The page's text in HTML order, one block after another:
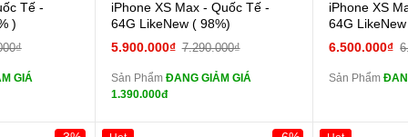
iPhone 6S
Tế -
)
GIÁ
màn
tai nghe iPhone 6S
iPhone XS Max - Quốc Tế -
64G LikeNew ( 98%)
5.900.000₫ 7.290.000₫
Sản Phẩm ĐANG GIẢM GIÁ
1.390.000đ
màn
iPhone XS
64G
6.500.000₫
Sản Phẩm